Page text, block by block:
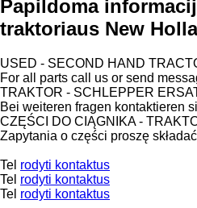
Papildoma
traktoriaus New
USED - SECOND HAND
For all parts call us or send
TRAKTOR - SCHLEPPER
Bei weiteren fragen kontaktieren
CZĘŚCI DO CIĄGNIKA -
Zapytania o części proszę
Tel rodyti kontaktus
Tel rodyti kontaktus
Tel rodyti kontaktus